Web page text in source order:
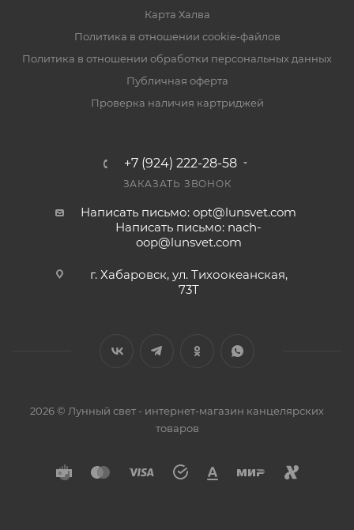
Карта Халва
Политика в отношении cookie-файлов
Политика в отношении обработки персональных данных
Публичная оферта
Проверка наличия картриджей
+7 (924) 222-28-58
ЗАКАЗАТЬ ЗВОНОК
Написать письмо: opt@lunsvet.com
Написать письмо: nach-
oop@lunsvet.com
г. Хабаровск, ул. Тихоокеанская,
73Т
2026 © Лунный свет - интернет-магазин канцелярских
товаров